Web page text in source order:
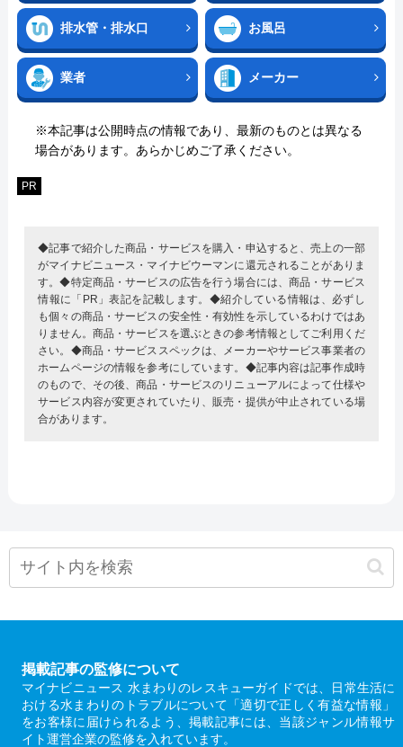
排水管・排水口 お風呂
業者 メーカー
※本記事は公開時点の情報であり、最新のものとは異なる
場合があります。あらかじめご了承ください。
PR
◆記事で紹介した商品・サービスを購入・申込すると、売上の一部
がマイナビニュース・マイナビウーマンに還元されることがありま
す。◆特定商品・サービスの広告を行う場合には、商品・サービス
情報に「PR」表記を記載します。◆紹介している情報は、必ずし
も個々の商品・サービスの安全性・有効性を示しているわけではあ
りません。商品・サービスを選ぶときの参考情報としてご利用くだ
さい。◆商品・サービススペックは、メーカーやサービス事業者の
ホームページの情報を参考にしています。◆記事内容は記事作成時
のもので、その後、商品・サービスのリニューアルによって仕様や
サービス内容が変更されていたり、販売・提供が中止されている場
合があります。
掲載記事の監修について
マイナビニュース 水まわりのレスキューガイドでは、日常生活に
おける水まわりのトラブルについて「適切で正しく有益な情報」
をお客様に届けられるよう、掲載記事には、当該ジャンル情報サ
イト運営企業の監修を入れています。